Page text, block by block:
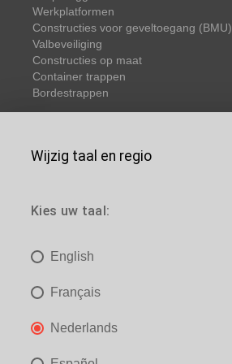
Werkplatformen
Constructies voor geveltoegang (BMU)
Valbeveiliging
Constructies op maat
Container trappen
Bordestrappen
Contact
U bent hier:
Wijzig taal en regio
Kies uw taal:
English
Français
Nederlands